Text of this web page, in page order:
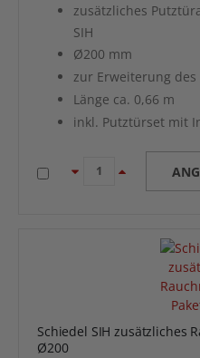
zusätzliches
SIH
Ø200 mm
zur Erweiterung des
Länge ca. 0,66 m
inkl. Putztürset mit
Schiedel SIH zusätzliches
Ø200